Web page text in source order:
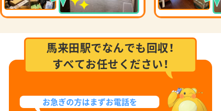
馬来田駅でなんでも回収！
すべてお任せください！
お急ぎの方はまずお電話を